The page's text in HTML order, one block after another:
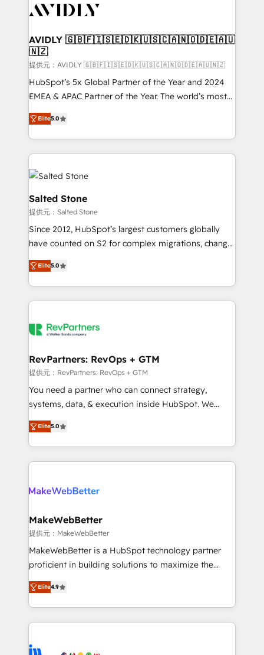
Healthcare - Financial Services - Managed IT (MSP) -
we help: ✔️ Full HubSpot implementations and portal
optimization ✔️ Data migrations, CRM architecture,
and reporting foundations ✔️ Custom integrations
and workflow automation ✔️ User adoption
programs, training, and enablement Through project-
partnerships, we guide organizations through the
revenue maturity model - delivering the right
grows.
AVIDLY 🇬🇧🇫🇮🇸🇪🇩🇰🇺🇸🇨🇦🇳🇴🇩🇪🇦🇺
🇳🇿
提供元：AVIDLY 🇬🇧🇫🇮🇸🇪🇩🇰🇺🇸🇨🇦🇳🇴🇩🇪🇦🇺🇳🇿
HubSpot’s 5x Global Partner of the Year and 2024
EMEA & APAC Partner of the Year. The world’s most
experienced and fully accredited HubSpot Solutions
Partner. 🚀 With 2,750+ HubSpot projects delivered
and 370+ specialists across EMEA, APAC and NAM,
we de-risk complex CRM programmes and
accelerate ROI across every HubSpot Hub. 🧭 From
multi-region migrations to AI-powered automation,
we turn complexity into clarity, human at global
scale. 🏆 HubSpot’s CEO called us “the partner of the
future.” Others agree it is proof of trust built through
measurable impact.
Elite5.0
Salted Stone
提供元：Salted Stone
Since 2012, HubSpot’s largest customers globally
have counted on S2 for complex migrations, change
management, systems integration, and creative
solutions that deliver measurable impact and
transform brand experiences As one of the few full-
service creative agencies in the HubSpot
winning design to build scalable, globally
marketing campaigns, & RevOps frameworks that
fuel long-term success We connect the entire
customer lifecycle through seamless integrations,
ensure long-term adoption with change-
and service to drive sustainable growth With 6 key
HubSpot accreditations and experience across
Elite5.0
RevPartners: RevOps + GTM
提供元：RevPartners: RevOps + GTM
You need a partner who can connect strategy,
systems, data, & execution inside HubSpot. We
bridge the gap where most agencies fall short by
combining GTM strategy with technical execution to
solve the right problem with the right solution. As the
only firm in the world to hold Elite Partner
clients gain a unique advantage in CRM architecture,
market execution. Why B2B Businesses Choose RP: -
Secure: Soc2 compliant 🛡️ - Pricing: Implementations
starting at $1,5k 💵 - Speed: Launch in 14 days ⚡ -
Global: 75+ RPers across five continents 🌐 - Scale:
HubSpot Partner 🪴 - Sales Hub: More
implementations than any other Partner 💻 -
agency for an Ops problem. Don't hire a technical
Elite5.0
MakeWebBetter
提供元：MakeWebBetter
MakeWebBetter is a HubSpot technology partner
proficient in building solutions to maximize the
operational efficiency of HubSpot. The fastest-
growing tech-enabler & facilitator, MakeWebBetter,
hands you the blend of HubSpot expertise &
eminent solutions & integrations. Trust us to
Elite Partners with 10+ years of HubSpot experience
Elite4.9